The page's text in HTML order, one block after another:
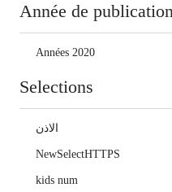
Année de
Années 2020
Selections
الاذن
NewSelectHTTPS
kids num